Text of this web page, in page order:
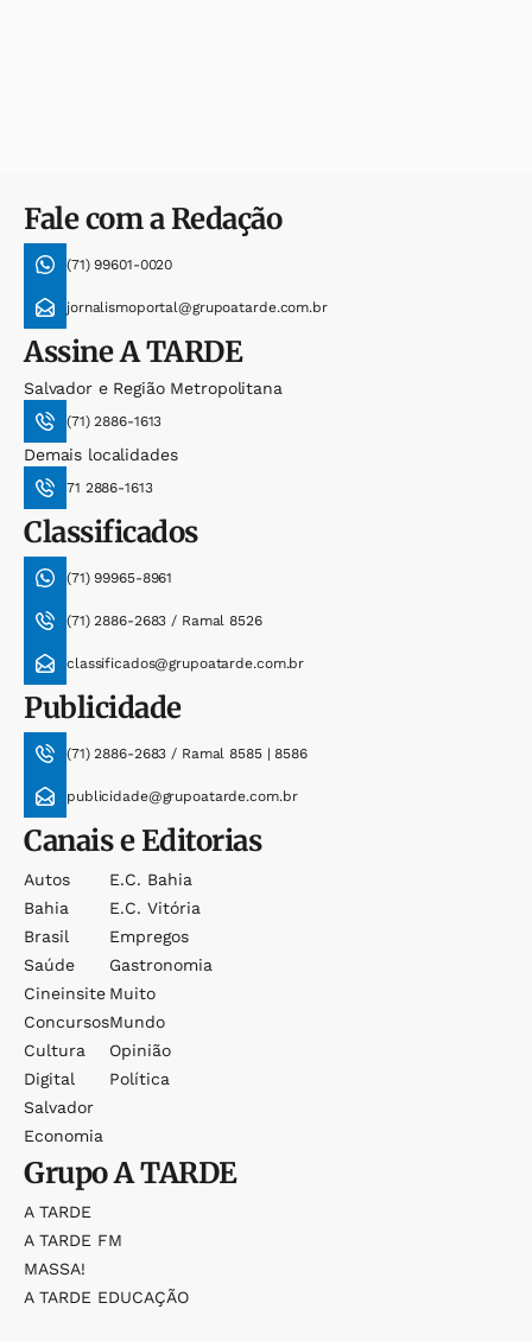
Fale com a Redação
(71) 99601-0020
jornalismoportal@grupoatarde.com.br
AssineA TARDE
Salvador e Região Metropolitana
(71) 2886-1613
Demais localidades
71 2886-1613
Classificados
(71) 99965-8961
(71) 2886-2683 / Ramal 8526
classificados@grupoatarde.com.br
Publicidade
(71) 2886-2683 / Ramal 8585 | 8586
publicidade@grupoatarde.com.br
Canais e Editorias
Autos
Bahia
Brasil
Saúde
Cineinsite
Concursos
Cultura
Digital
Salvador
Economia
E.c. Bahia
E.c. Vitória
Empregos
Gastronomia
Muito
Mundo
Opinião
Política
GrupoA TARDE
A TARDE
A TARDE FM
MASSA!
A TARDE EDUCAÇÃO